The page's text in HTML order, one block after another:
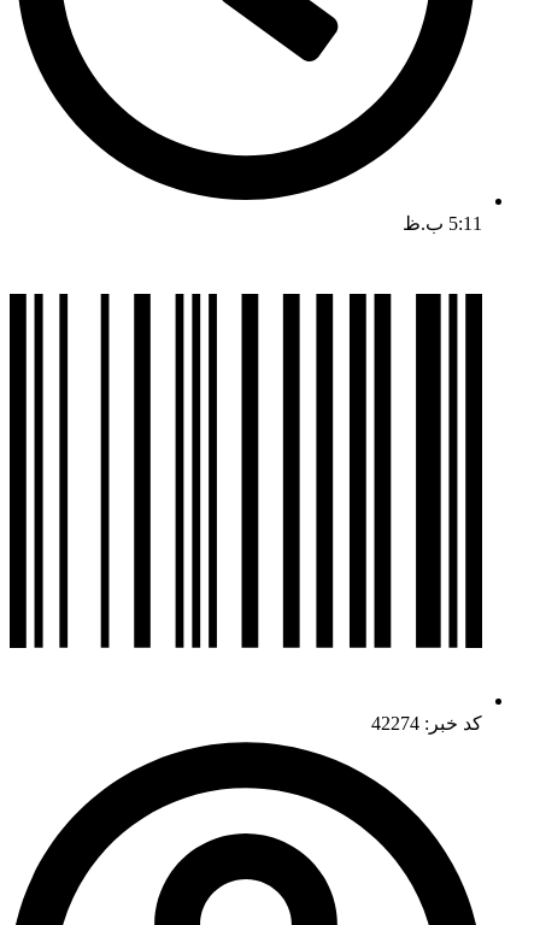
5:11 ب.ظ
کد خبر: 42274